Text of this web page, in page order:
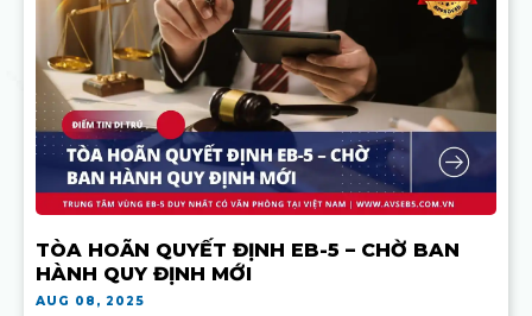
TÒA HOÃN QUYẾT ĐỊNH EB-5 – CHỜ BAN
HÀNH QUY ĐỊNH MỚI
AUG 08, 2025